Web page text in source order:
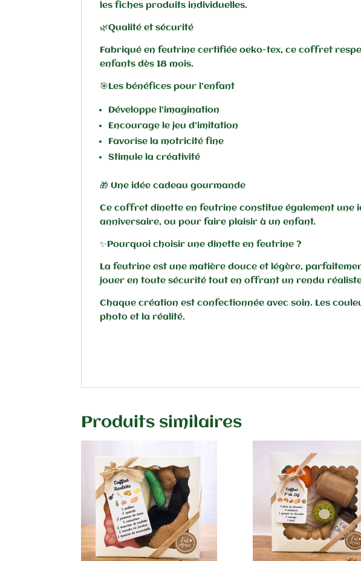
les fiches produits individuelles.
🌿Qualité et sécurité
Fabriqué en feutrine certifiée oeko-tex, ce coffret
enfants dès 18 mois.
🎯Les bénéfices pour l’enfant
Développe l’imagination
Encourage le jeu d’imitation
Favorise la motricité fine
Stimule la créativité
🎁 Une idée cadeau gourmande
Ce coffret dînette en feutrine constitue également une
anniversaire, ou pour faire plaisir à un enfant.
✨Pourquoi choisir une dînette en feutrine ?
La feutrine est une matière douce et légère,
jouer en toute sécurité tout en offrant un rendu
Chaque création est confectionnée avec soin. Les
photo et la réalité.
Produits similaires